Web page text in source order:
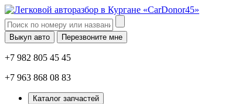
Выкуп авто Перезвоните мне
+7 982 805 45 45
+7 963 868 08 83
Каталог запчастей